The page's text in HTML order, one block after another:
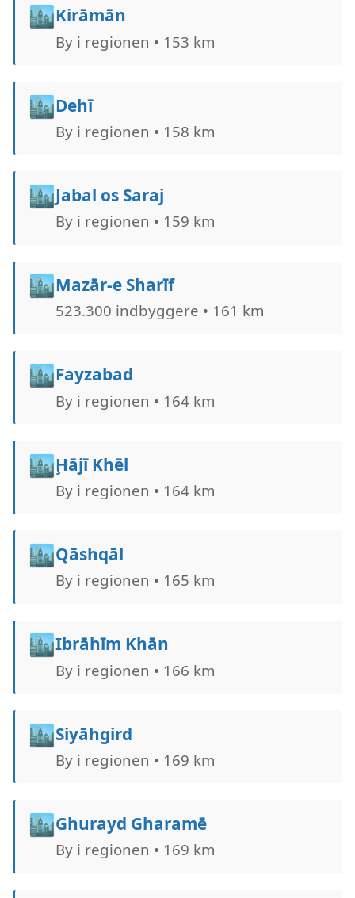
🏙️Kirāmān
By i regionen • 153 km
🏙️Dehī
By i regionen • 158 km
🏙️Jabal os Saraj
By i regionen • 159 km
🏙️Mazār-e Sharīf
523.300 indbyggere • 161 km
🏙️Fayzabad
By i regionen • 164 km
🏙️Ḩājī Khēl
By i regionen • 164 km
🏙️Qāshqāl
By i regionen • 165 km
🏙️Ibrāhīm Khān
By i regionen • 166 km
🏙️Siyāhgird
By i regionen • 169 km
🏙️Ghurayd Gharamē
By i regionen • 169 km